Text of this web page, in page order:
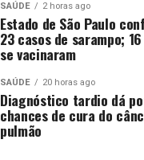
SAÚDE 2 horas ago
Estado de São Paulo
23 casos de sarampo;
se vacinaram
SAÚDE 20 horas ago
Diagnóstico tardio dá
chances de cura do
pulmão